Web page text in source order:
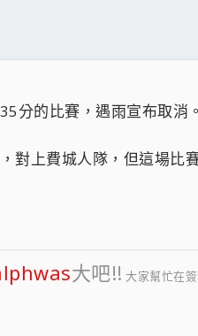
分的比賽，遇雨宣布取消。
對上費城人隊，但這場
大吧!! 大家幫忙在